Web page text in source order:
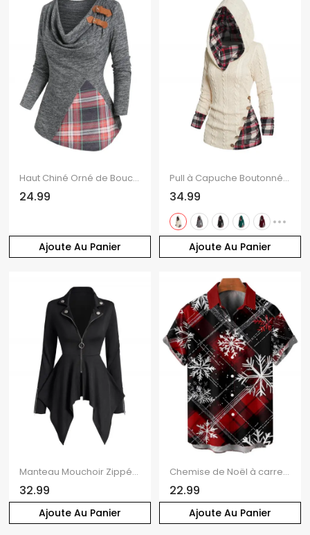
Ajoute Au Panier
Haut Chiné Orné de Boucle avec Jointif à Carreaux Manches Longues à Col Bénitier
24.99
Ajoute Au Panier
Pull à Capuche Boutonné à Carreaux Imprimé en Tricot à Câble à Col Châle
34.99
Ajoute Au Panier
Manteau Mouchoir Zippé en Couleur Unie à Ourlet Asymétrique
32.99
Ajoute Au Panier
Chemise de Noël à carreaux pour homme, imprimé flocon de neige, boutonnée
22.99